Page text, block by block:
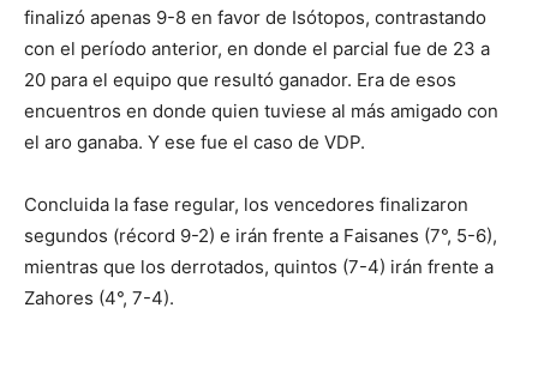
finalizó apenas 9-8 en favor de Isótopos, contrastando
con el período anterior, en donde el parcial fue de 23 a
20 para el equipo que resultó ganador. Era de esos
encuentros en donde quien tuviese al más amigado con
el aro ganaba. Y ese fue el caso de VDP.
Concluida la fase regular, los vencedores finalizaron
segundos (récord 9-2) e irán frente a Faisanes (7°, 5-6),
mientras que los derrotados, quintos (7-4) irán frente a
Zahores (4°, 7-4).